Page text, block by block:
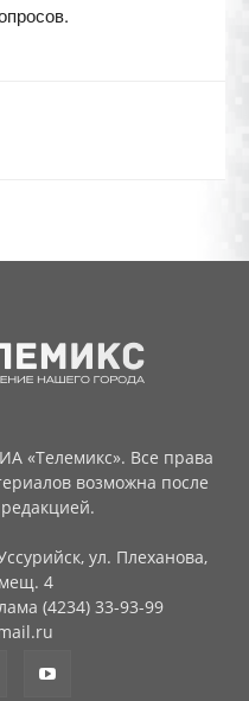
«Телемикс». Все права
возможна после
ул. Плеханова,
4
(4234) 33-93-99